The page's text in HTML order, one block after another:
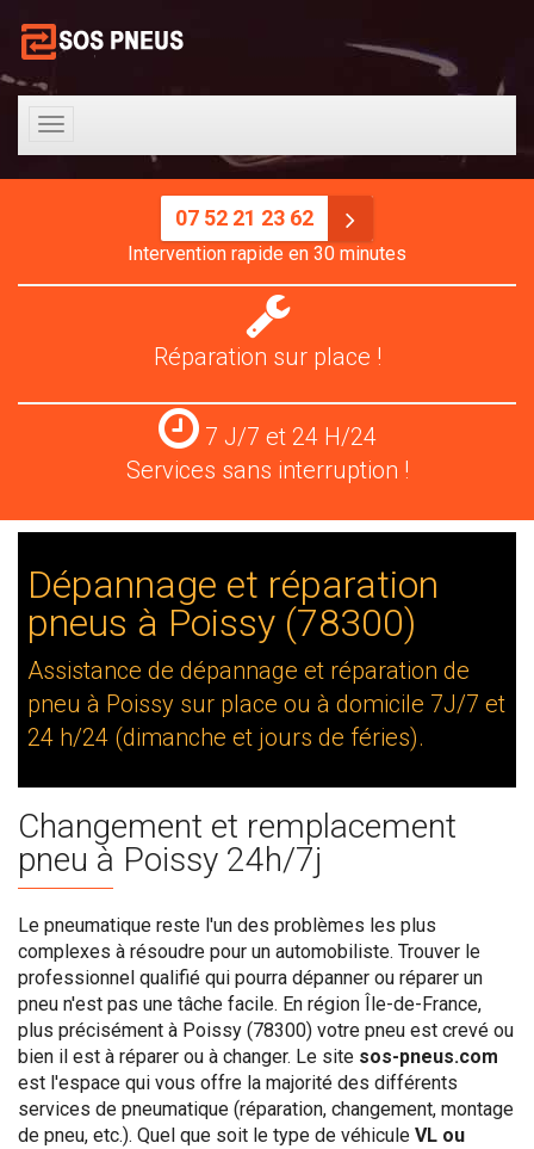
Toggle
navigation
07 52 21 23 62
Intervention rapide en 30 minutes
Réparation
pneus
Réparation sur place !
Services
24
H/24
7 J/7 et 24 H/24
Services sans interruption !
Dépannage et réparation
pneus à Poissy (78300)
Assistance de dépannage et réparation de
pneu à Poissy sur place ou à domicile 7J/7 et
24 h/24 (dimanche et jours de féries).
Changement et remplacement
pneu à Poissy 24h/7j
Le pneumatique reste l'un des problèmes les plus
complexes à résoudre pour un automobiliste. Trouver le
professionnel qualifié qui pourra dépanner ou réparer un
pneu n'est pas une tâche facile. En région Île-de-France,
plus précisément à Poissy (78300) votre pneu est crevé ou
bien il est à réparer ou à changer. Le site sos-pneus.com
est l'espace qui vous offre la majorité des différents
services de pneumatique (réparation, changement, montage
de pneu, etc.). Quel que soit le type de véhicule VL ou